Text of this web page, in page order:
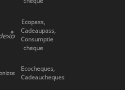
Ecopass,
Cadeaupass,
Consumptie
cheque
Ecocheques,
Cadeaucheques